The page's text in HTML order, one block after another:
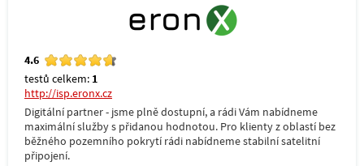
4.6
testů celkem: 1
http://isp.eronx.cz
Digitální partner - jsme plně dostupní, a rádi Vám nabídneme
maximální služby s přidanou hodnotou. Pro klienty z oblastí bez
běžného pozemního pokrytí rádi nabídneme stabilní satelitní
připojení.